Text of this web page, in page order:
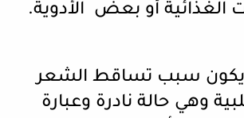
الغذائية أو بعض الأدوية.
يكون سبب تساقط الشعر
وهي حالة نادرة وعبارة